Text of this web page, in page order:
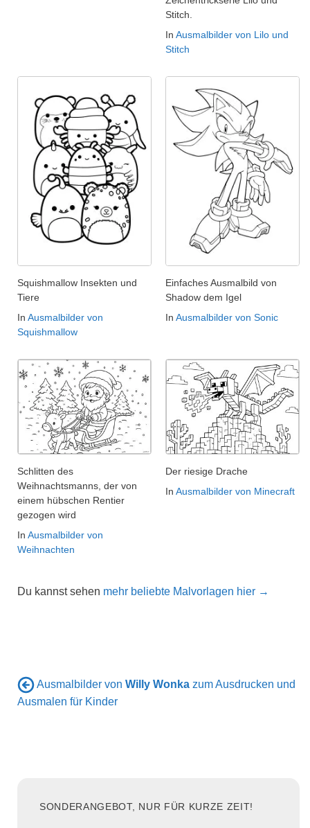
Stitch.
In Ausmalbilder von Lilo und
Stitch
Squishmallow Insekten und
Tiere
In Ausmalbilder von
Squishmallow
Einfaches Ausmalbild von
Shadow dem Igel
In Ausmalbilder von Sonic
Schlitten des
Weihnachtsmanns, der von
einem hübschen Rentier
gezogen wird
In Ausmalbilder von
Weihnachten
Der riesige Drache
In Ausmalbilder von Minecraft
Du kannst sehen mehr beliebte Malvorlagen hier →
Ausmalbilder von Willy Wonka zum Ausdrucken und
Ausmalen für Kinder
SONDERANGEBOT, NUR FÜR KURZE ZEIT!